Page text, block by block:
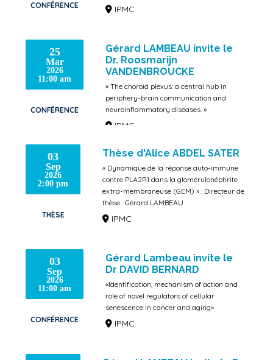
CONFÉRENCE IPMC
25
Mar
2026
11:00 am
CONFÉRENCE
Gérard LAMBEAU invite le
Dr. Roosmarijn
VANDENBROUCKE
« The choroid plexus: a central hub in
periphery-brain communication and
neuroinflammatory diseases. »
IPMC
03
Sep
2026
2:00 pm
THÈSE
Thèse d'Alice ABDEL SATER
« Dynamique de la réponse auto-immune
contre PLA2R1 dans la glomérulonéphrite
extra-membraneuse (GEM) » : Directeur de
thèse : Gérard LAMBEAU
IPMC
03
Sep
2026
11:00 am
CONFÉRENCE
Gérard Lambeau invite le
Dr DAVID BERNARD
«Identification, mechanism of action and
role of novel regulators of cellular
senescence in cancer and aging»
IPMC